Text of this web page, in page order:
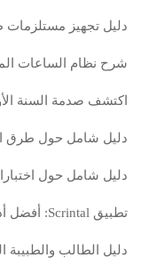
دليل تجهيز مستلزمات
شرح نظام الساعات
اكتشف صدمة السنة
دليل شامل حول طرق
دليل شامل حول
تطبيق Scrintal: أفضل أداة مُبتكرة لتنظيم المذاكرة لطلاب الطب
دليل الطالب والطبيبة